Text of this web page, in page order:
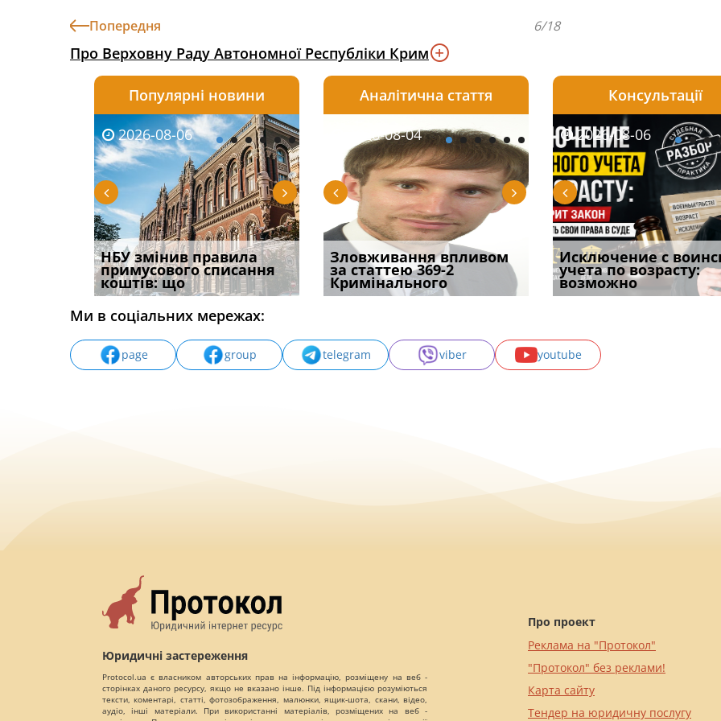
Попередня 6/18
Про Верховну Раду Автономної Республіки Крим
Популярні новини
2026-08-06
НБУ змінив правила
примусового списання
коштів: що
2026-08-05
Правомірним і
ефективним способом
захисту речових
2026-08-05
Чоловік помер, але
позика залишилася: як
фраза «на
Аналітична стаття
2026-08-03
Водії можуть отримати
компенсацію за
незаконні дії
2026-08-04
Зловживання впливом
за статтею 369-2
Кримінального
2026-08-04
Переоформлення
відстрочки за іншою
підставою: нов
Консультації
2026-07-27
Чи скасують
бронювання з 1 вересня?
Що насправді з
2026-08-06
Исключение с
учета по возрасту:
возможно
2026-07-30
Восьмий ААС
підтвердив, що
може скас
Ми в соціальних мережах:
page group telegram viber youtube
Юридичні застереження
Protocol.ua є власником авторських прав на інформацію, розміщену на веб -
сторінках даного ресурсу, якщо не вказано інше. Під інформацією розуміються
тексти, коментарі, статті, фотозображення, малюнки, ящик-шота, скани, відео,
аудіо, інші матеріали. При використанні матеріалів, розміщених на веб -
Про проект
Реклама на "Протокол"
"Протокол" без реклами!
Карта сайту
Тендер на юридичну послугу